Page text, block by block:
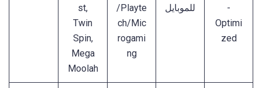
-
Optimi
zed
للموبايل
/Playte
ch/Mic
rogami
ng
st,
Twin
Spin,
Mega
Moolah